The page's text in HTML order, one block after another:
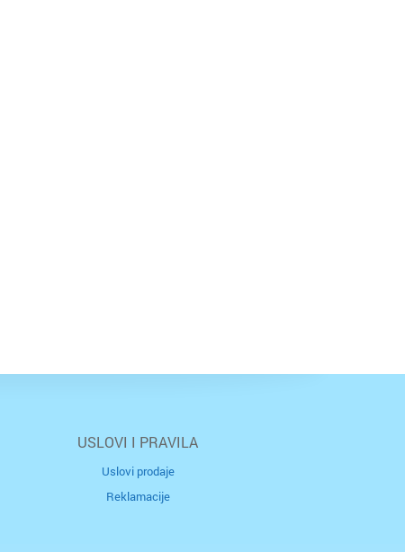
USLOVI I PRAVILA
Uslovi prodaje
Reklamacije